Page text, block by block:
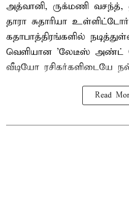
அத்வானி, ருக்மணி வசந்த்,
தாரா சுதாரியா
கதாபாத்திரங்களில்
வெளியான 'லேடீஸ் அண்ட்
வீடியோ ரசிகர்களிடையே
Read